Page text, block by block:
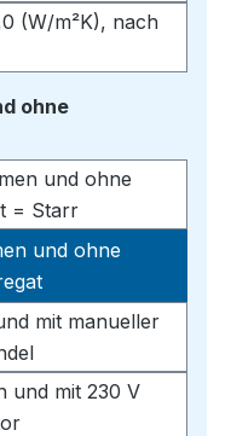
(W/m²K), nach
ohne
und ohne
= Starr
und ohne
mit manueller
und mit 230 V